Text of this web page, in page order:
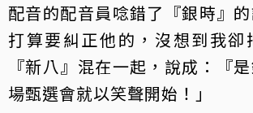
配音的配音員唸錯了『銀時』
打算要糾正他的，沒想到我卻
『新八』混在一起，說成：『
場甄選會就以笑聲開始！」